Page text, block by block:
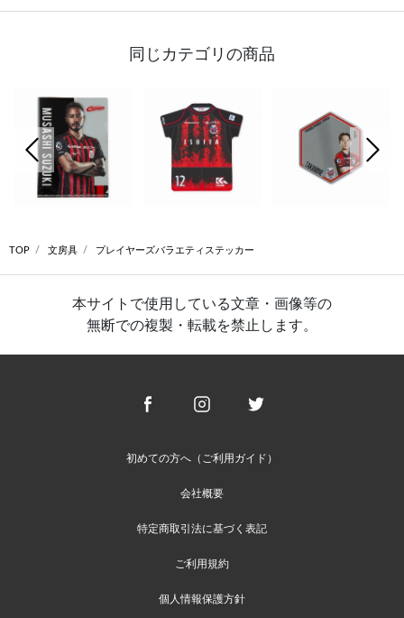
同じカテゴリの商品
前の画像
TOP 文房具 プレイヤーズバラエティステッカー
本サイトで使用している文章・画像等の
無断での複製・転載を禁止します。
初めての方へ（ご利用ガイド）
会社概要
特定商取引法に基づく表記
ご利用規約
個人情報保護方針